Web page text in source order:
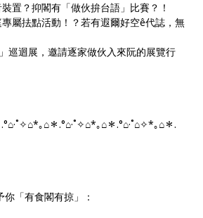
置？抑閣有「做伙拚台語」比賽？！
屬抾點活動！？若有遐爾好空ê代誌，無
巡迴展，邀請逐家做伙入來阮的展覽行
⌂·˚✧⌂*｡⌂＊.° ⌂·˚✧⌂*｡⌂＊.°⌂ ·˚⌂✧*｡⌂＊.
「有食閣有掠」：